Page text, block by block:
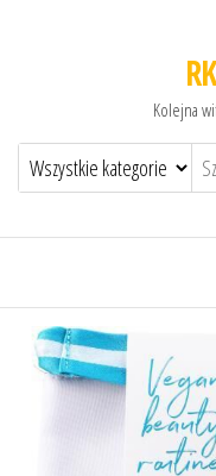
Kolejna